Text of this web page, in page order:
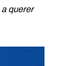
querer